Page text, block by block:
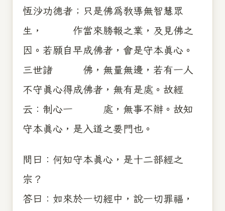
恆沙功德者；只是佛為教導無智慧眾
生， 作當來勝報之業，及見佛之
因。若願自早成佛者，會是守本真心。
三世諸 佛，無量無邊，若有一人
不守真心得成佛者，無有是處。故經
云：制心一 處，無事不辦。故知
守本真心，是入道之要門也。
問曰：何知守本真心，是十二部經之
宗？
答曰：如來於一切經中，說一切罪福，